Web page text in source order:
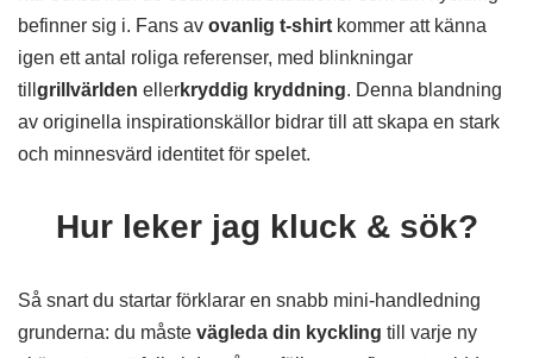
befinner sig i. Fans av ovanlig t-shirt kommer att känna
igen ett antal roliga referenser, med blinkningar
till grillvärlden ellerkryddig kryddning. Denna blandning
av originella inspirationskällor bidrar till att skapa en stark
och minnesvärd identitet för spelet.
Hur leker jag kluck & sök?
Så snart du startar förklarar en snabb mini-handledning
grunderna: du måste vägleda din kyckling till varje ny